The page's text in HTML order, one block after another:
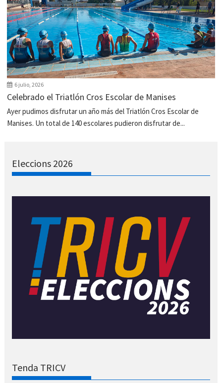
6 julio, 2026
Celebrado el Triatlón Cros Escolar de Manises
Ayer pudimos disfrutar un año más del Triatlón Cros Escolar de
Manises. Un total de 140 escolares pudieron disfrutar de...
Eleccions 2026
Tenda TRICV